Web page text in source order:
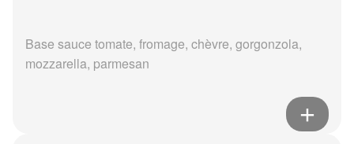
Base sauce tomate, fromage, chèvre, gorgonzola,
mozzarella, parmesan